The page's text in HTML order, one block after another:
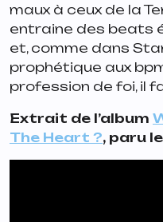
maux à ceux de la
entraine des beats
et, comme dans
prophétique aux
profession de foi, il
Extrait de l’album
The Heart ?, paru